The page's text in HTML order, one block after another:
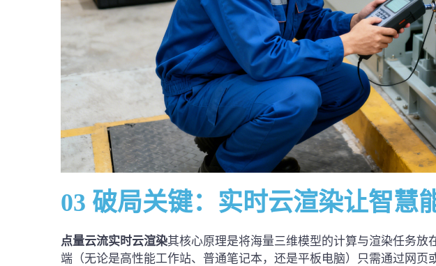
03 破局关键：实时云渲染让智慧
点量云流实时云渲染其核心原理是将海量三维模型的计算与渲染任务放
端（无论是高性能工作站、普通笔记本，还是平板电脑）只需通过网页